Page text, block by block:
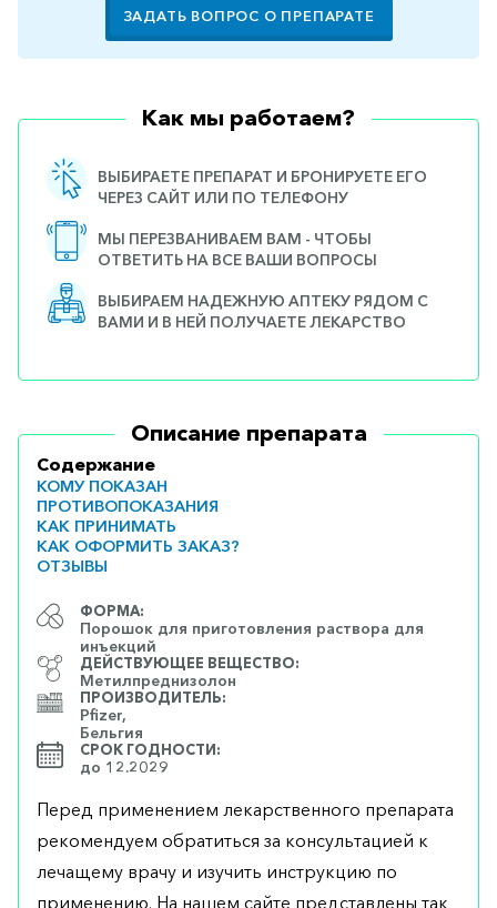
ЗАДАТЬ ВОПРОС О ПРЕПАРАТЕ
Как мы работаем?
ВЫБИРАЕТЕ ПРЕПАРАТ И БРОНИРУЕТЕ ЕГО
ЧЕРЕЗ САЙТ ИЛИ ПО ТЕЛЕФОНУ
МЫ ПЕРЕЗВАНИВАЕМ ВАМ - ЧТОБЫ
ОТВЕТИТЬ НА ВСЕ ВАШИ ВОПРОСЫ
ВЫБИРАЕМ НАДЕЖНУЮ АПТЕКУ РЯДОМ С
ВАМИ И В НЕЙ ПОЛУЧАЕТЕ ЛЕКАРСТВО
Описание препарата
Содержание
КОМУ ПОКАЗАН
ПРОТИВОПОКАЗАНИЯ
КАК ПРИНИМАТЬ
КАК ОФОРМИТЬ ЗАКАЗ?
ОТЗЫВЫ
ФОРМА:
Порошок для приготовления раствора для
инъекций
ДЕЙСТВУЮЩЕЕ ВЕЩЕСТВО:
Метилпреднизолон
ПРОИЗВОДИТЕЛЬ:
Pfizer,
Бельгия
СРОК ГОДНОСТИ:
до 12.2029
Перед применением лекарственного препарата
рекомендуем обратиться за консультацией к
лечащему врачу и изучить инструкцию по
применению. На нашем сайте представлены так